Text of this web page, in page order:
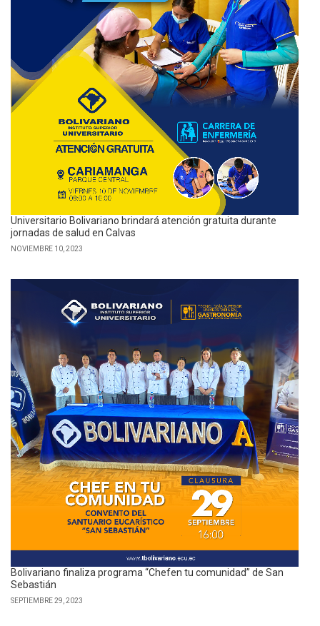
Universitario Bolivariano brindará atención gratuita durante
jornadas de salud en Calvas
NOVIEMBRE 10, 2023
Bolivariano finaliza programa “Chefen tu comunidad” de San
Sebastián
SEPTIEMBRE 29, 2023